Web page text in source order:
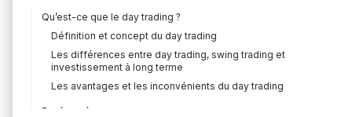
Qu’est-ce que le day trading ?
Définition et concept du day trading
Les différences entre day trading, swing trading et
investissement à long terme
Les avantages et les inconvénients du day trading
En résumé
Rédigé parMounir Laggoune
Le day trading est une méthode de trading où les traders
achètent et vendent des titres financiers dans la même